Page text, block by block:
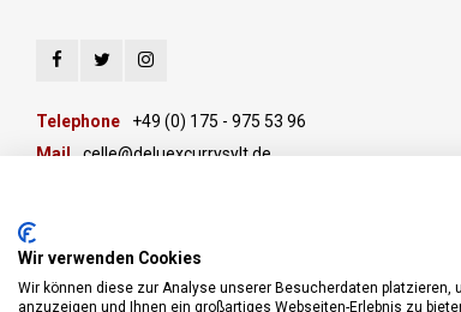
Telephone
+49 (0) 175 - 975 53 96
Mail
celle@deluexcurrysylt.de
Wir verwenden Cookies
Wir können diese zur Analyse unserer Besucherdaten
anzuzeigen und Ihnen ein großartiges Webseiten-Erlebnis zu